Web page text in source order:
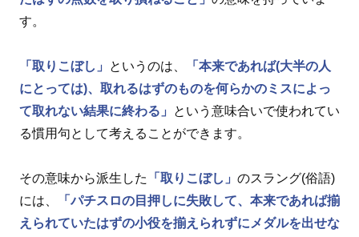
す。
「取りこぼし」 というのは、
「本来であれば(大半の人
にとっては)、取れるはずのものを何らかのミスによっ
て取れない結果に終わる」
という意味合いで使われてい
る慣用句として考えることができます。
その意味から派生した 「取りこぼし」 のスラング(俗語)
には、
「パチスロの目押しに失敗して、本来であれば揃
えられていたはずの小役を揃えられずにメダルを出せな